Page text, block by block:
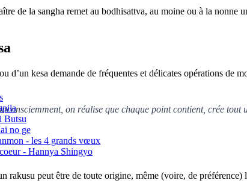
Butsu
no ge
- les 4 grands vœux
- Hannya Shingyo
de la sangha remet au bodhisattva, au moine ou à la
d’un kesa demande de fréquentes et délicates opérations de
on réalise que chaque point contient, crée tout
rakusu peut être de toute origine, même (voire, de